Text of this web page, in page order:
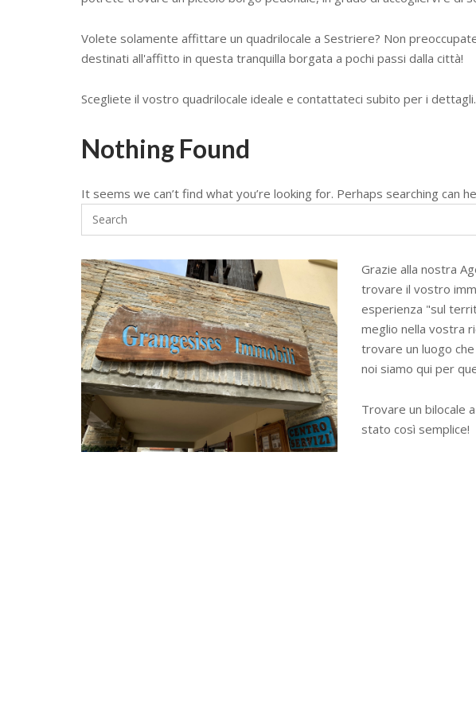
Volete solamente affittare un quadrilocale a Sestriere? Non
destinati all'affitto in questa tranquilla borgata a pochi passi dalla città!
Scegliete il vostro quadrilocale ideale e contattateci subito per i
Nothing Found
It seems we can’t find what you’re looking for. Perhaps searching can
Grazie alla nostra
trovare il vostro
esperienza "sul
meglio nella vostra
trovare un luogo
noi siamo qui per
Trovare un bilocale
stato così semplice!